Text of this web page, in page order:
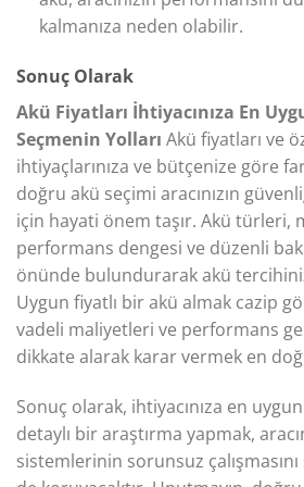
kalmanıza neden olabilir.
Sonuç Olarak
Akü Fiyatları İhtiyacınıza En
Seçmenin Yolları Akü fiyatları ve
ihtiyaçlarınıza ve bütçenize göre
doğru akü seçimi aracınızın
için hayati önem taşır. Akü türleri,
performans dengesi ve düzenli
önünde bulundurarak akü
Uygun fiyatlı bir akü almak cazip
vadeli maliyetleri ve performans
dikkate alarak karar vermek en
Sonuç olarak, ihtiyacınıza en
detaylı bir araştırma yapmak,
sistemlerinin sorunsuz